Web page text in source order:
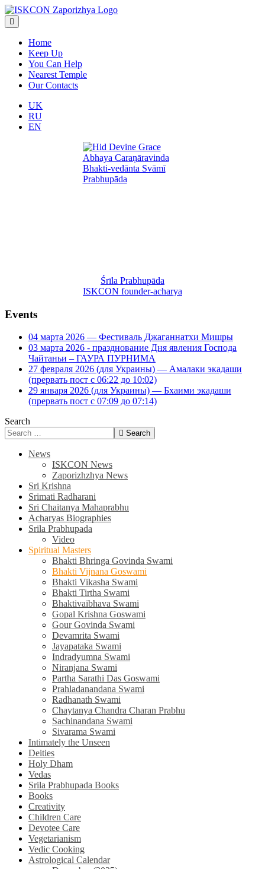
Home
Keep Up
You Can Help
Nearest Temple
Our Contacts
UK
RU
EN
Śrīla Prabhupāda
ISKCON founder-acharya
Events
04 марта 2026 — Фестиваль Джаганнатхи Мишры
03 марта 2026 - празднование Дня явления Господа
Чайтаньи – ГАУРА ПУРНИМА
27 февраля 2026 (для Украины) — Амалаки экадаши
(прервать пост с 06:22 до 10:02)
29 января 2026 (для Украины) — Бхаими экадаши
(прервать пост с 07:09 до 07:14)
Search
Search
News
ISKCON News
Zaporizhzhya News
Sri Krishna
Srimati Radharani
Sri Chaitanya Mahaprabhu
Acharyas Biographies
Srila Prabhupada
Video
Spiritual Masters
Bhakti Bhringa Govinda Swami
Bhakti Vijnana Goswami
Bhakti Vikasha Swami
Bhakti Tirtha Swami
Bhaktivaibhava Swami
Gopal Krishna Goswami
Gour Govinda Swami
Devamrita Swami
Jayapataka Swami
Indradyumna Swami
Niranjana Swami
Partha Sarathi Das Goswami
Prahladanandana Swami
Radhanath Swami
Chaytanya Chandra Charan Prabhu
Sachinandana Swami
Sivarama Swami
Intimately the Unseen
Deities
Holy Dham
Vedas
Srila Prabhupada Books
Books
Creativity
Children Care
Devotee Care
Vegetarianism
Vedic Cooking
Astrological Calendar